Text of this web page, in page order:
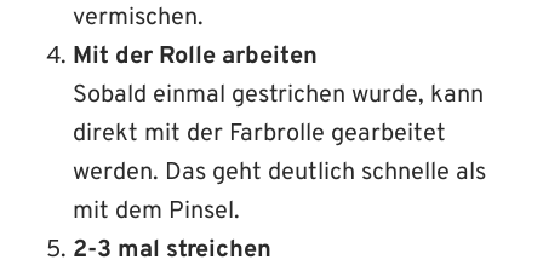
vermischen.
Mit der Rolle arbeiten
Sobald einmal gestrichen wurde, kann
direkt mit der Farbrolle gearbeitet
werden. Das geht deutlich schnelle als
mit dem Pinsel.
2-3 mal streichen